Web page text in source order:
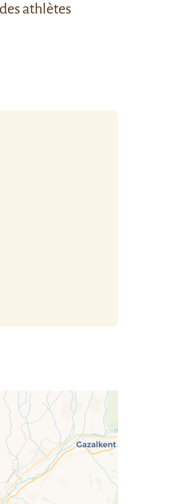
athlètes